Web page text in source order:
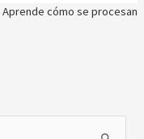
Aprende cómo se procesan